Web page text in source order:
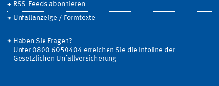
RSS-Feeds abonnieren
Unfallanzeige / Formtexte
Haben Sie Fragen?
Unter 0800 6050404 erreichen Sie die Infoline der
Gesetzlichen Unfallversicherung